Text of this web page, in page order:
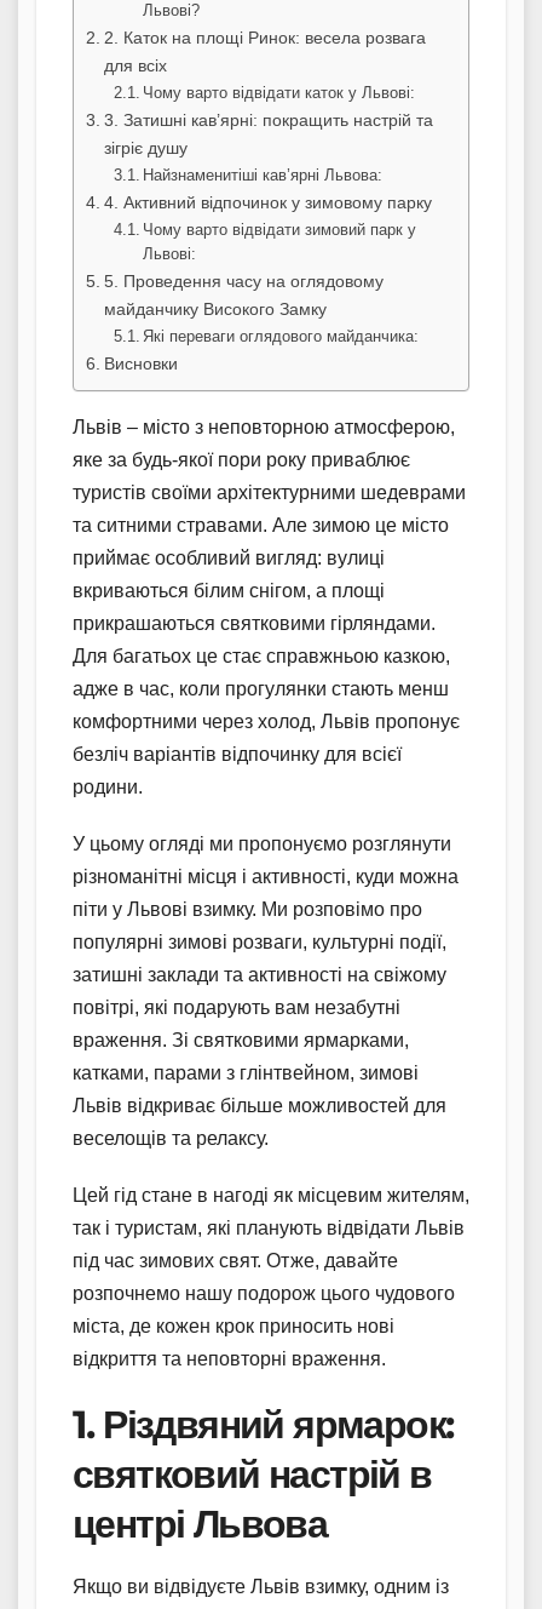
Львові?
2. Каток на площі Ринок: весела розвага
для всіх
Чому варто відвідати каток у Львові:
3. Затишні кав’ярні: покращить настрій та
зігріє душу
Найзнаменитіші кав’ярні Львова:
4. Активний відпочинок у зимовому парку
Чому варто відвідати зимовий парк у
Львові:
5. Проведення часу на оглядовому
майданчику Високого Замку
Які переваги оглядового майданчика:
Висновки
Львів – місто з неповторною атмосферою,
яке за будь-якої пори року приваблює
туристів своїми архітектурними шедеврами
та ситними стравами. Але зимою це місто
приймає особливий вигляд: вулиці
вкриваються білим снігом, а площі
прикрашаються святковими гірляндами.
Для багатьох це стає справжньою казкою,
адже в час, коли прогулянки стають менш
комфортними через холод, Львів пропонує
безліч варіантів відпочинку для всієї
родини.
У цьому огляді ми пропонуємо розглянути
різноманітні місця і активності, куди можна
піти у Львові взимку. Ми розповімо про
популярні зимові розваги, культурні події,
затишні заклади та активності на свіжому
повітрі, які подарують вам незабутні
враження. Зі святковими ярмарками,
катками, парами з глінтвейном, зимові
Львів відкриває більше можливостей для
веселощів та релаксу.
Цей гід стане в нагоді як місцевим жителям,
так і туристам, які планують відвідати Львів
під час зимових свят. Отже, давайте
розпочнемо нашу подорож цього чудового
міста, де кожен крок приносить нові
відкриття та неповторні враження.
1. Різдвяний ярмарок:
святковий настрій в
центрі Львова
Якщо ви відвідуєте Львів взимку, одним із